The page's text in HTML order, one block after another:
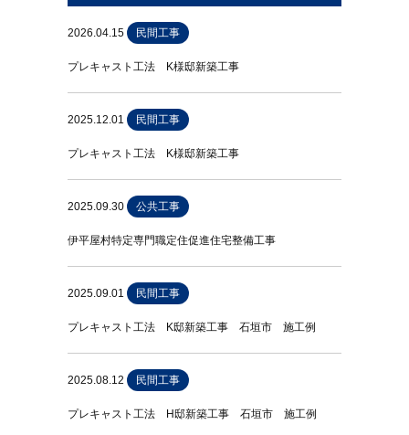
2026.04.15 民間工事
プレキャスト工法 K様邸新築工事
2025.12.01 民間工事
プレキャスト工法 K様邸新築工事
2025.09.30 公共工事
伊平屋村特定専門職定住促進住宅整備工事
2025.09.01 民間工事
プレキャスト工法 K邸新築工事 石垣市 施工例
2025.08.12 民間工事
プレキャスト工法 H邸新築工事 石垣市 施工例